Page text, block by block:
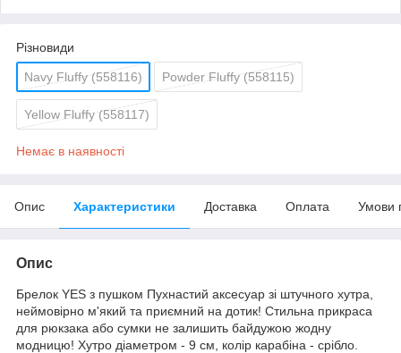
Різновиди
Navy Fluffy (558116) Powder Fluffy (558115)
Yellow Fluffy (558117)
Немає в наявності
Опис Характеристики Доставка Оплата Умови
Опис
Брелок YES з пушком Пухнастий аксесуар зі штучного хутра,
неймовірно м'який та приємний на дотик! Стильна прикраса
для рюкзака або сумки не залишить байдужою жодну
модницю! Хутро діаметром - 9 см, колір карабіна - срібло.